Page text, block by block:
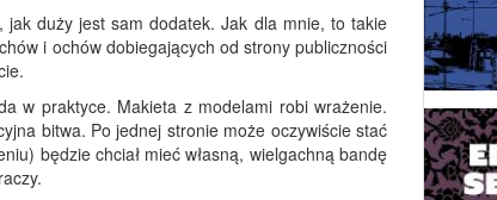
jak duży jest sam dodatek. Jak dla mnie, to takie
i ochów dobiegających od strony publiczności
w praktyce. Makieta z modelami robi wrażenie.
bitwa. Po jednej stronie może oczywiście stać
będzie chciał mieć własną, wielgachną bandę